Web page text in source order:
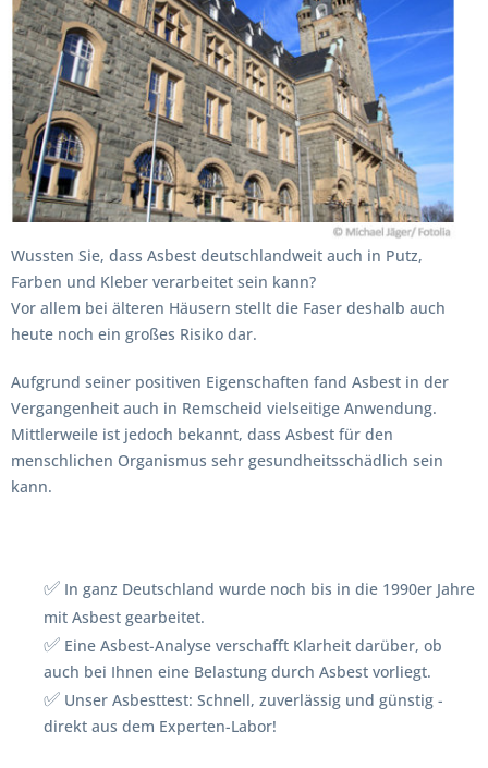
Wussten Sie, dass Asbest deutschlandweit auch in Putz,
Farben und Kleber verarbeitet sein kann?
Vor allem bei älteren Häusern stellt die Faser deshalb auch
heute noch ein großes Risiko dar.
Aufgrund seiner positiven Eigenschaften fand Asbest in der
Vergangenheit auch in Remscheid vielseitige Anwendung.
Mittlerweile ist jedoch bekannt, dass Asbest für den
menschlichen Organismus sehr gesundheitsschädlich sein
kann.
✅ In ganz Deutschland wurde noch bis in die 1990er Jahre
mit Asbest gearbeitet.
✅ Eine Asbest-Analyse verschafft Klarheit darüber, ob
auch bei Ihnen eine Belastung durch Asbest vorliegt.
✅ Unser Asbesttest: Schnell, zuverlässig und günstig -
direkt aus dem Experten-Labor!